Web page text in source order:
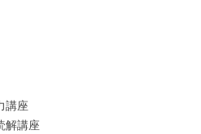
講座
解講座